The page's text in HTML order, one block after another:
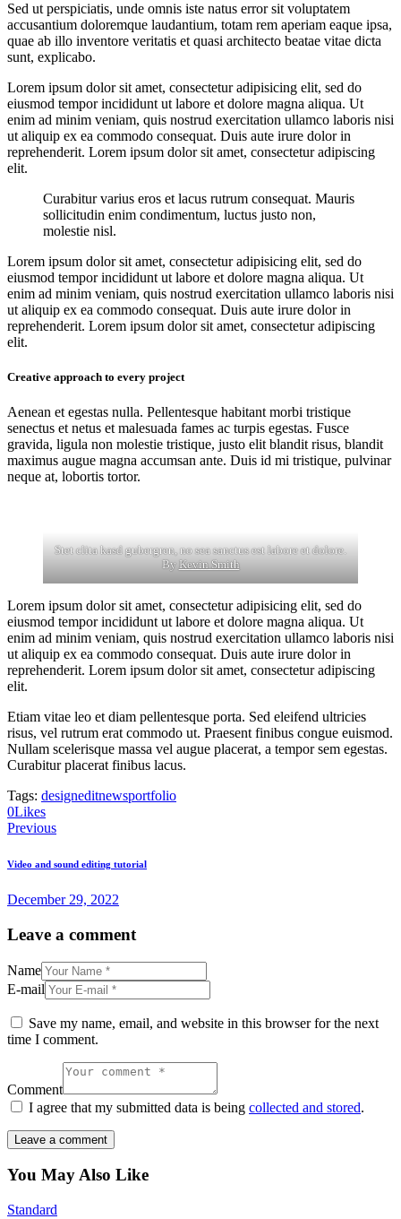
Sed ut perspiciatis, unde omnis iste natus error sit voluptatem
accusantium doloremque laudantium, totam rem aperiam eaque ipsa,
quae ab illo inventore veritatis et quasi architecto beatae vitae dicta
sunt, explicabo.
Lorem ipsum dolor sit amet, consectetur adipisicing elit, sed do
eiusmod tempor incididunt ut labore et dolore magna aliqua. Ut
enim ad minim veniam, quis nostrud exercitation ullamco laboris nisi
ut aliquip ex ea commodo consequat. Duis aute irure dolor in
reprehenderit. Lorem ipsum dolor sit amet, consectetur adipiscing
elit.
Curabitur varius eros et lacus rutrum consequat. Mauris
sollicitudin enim condimentum, luctus justo non,
molestie nisl.
Lorem ipsum dolor sit amet, consectetur adipisicing elit, sed do
eiusmod tempor incididunt ut labore et dolore magna aliqua. Ut
enim ad minim veniam, quis nostrud exercitation ullamco laboris nisi
ut aliquip ex ea commodo consequat. Duis aute irure dolor in
reprehenderit. Lorem ipsum dolor sit amet, consectetur adipiscing
elit.
Creative approach to every project
Aenean et egestas nulla. Pellentesque habitant morbi tristique
senectus et netus et malesuada fames ac turpis egestas. Fusce
gravida, ligula non molestie tristique, justo elit blandit risus, blandit
maximus augue magna accumsan ante. Duis id mi tristique, pulvinar
neque at, lobortis tortor.
Stet clita kasd gubergren, no sea sanctus est labore et dolore.
ByKevin Smith
Lorem ipsum dolor sit amet, consectetur adipisicing elit, sed do
eiusmod tempor incididunt ut labore et dolore magna aliqua. Ut
enim ad minim veniam, quis nostrud exercitation ullamco laboris nisi
ut aliquip ex ea commodo consequat. Duis aute irure dolor in
reprehenderit. Lorem ipsum dolor sit amet, consectetur adipiscing
elit.
Etiam vitae leo et diam pellentesque porta. Sed eleifend ultricies
risus, vel rutrum erat commodo ut. Praesent finibus congue euismod.
Nullam scelerisque massa vel augue placerat, a tempor sem egestas.
Curabitur placerat finibus lacus.
Tags: designeditnewsportfolio
0Likes
Post
navigation
Previous
Video and sound editing tutorial
December 29, 2022
Leave a comment
Name
E-mail
Save my name, email, and website in this browser for the next
time I comment.
Comment
I agree that my submitted data is being collected and stored.
You May Also Like
Standard